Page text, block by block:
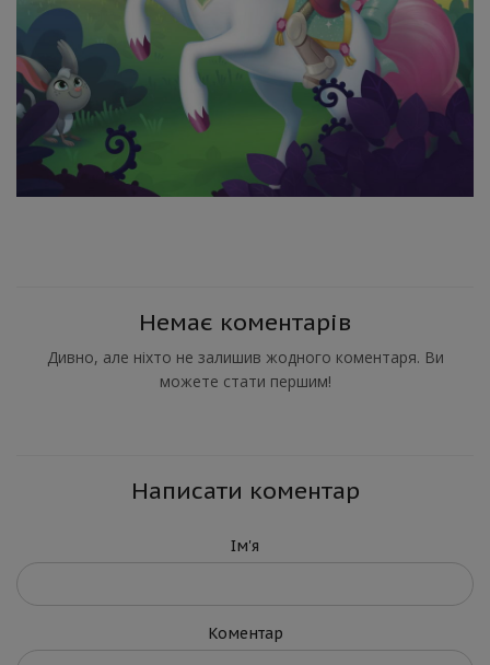
Немає коментарів
Дивно, але ніхто не залишив жодного коментаря. Ви
можете стати першим!
Написати коментар
Ім'я
Коментар